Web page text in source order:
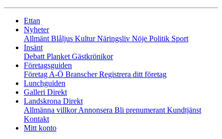
Ettan
Nyheter
Allmänt Blåljus KulturNäringsliv Nöje Politik Sport
Insänt
Debatt Planket Gästkrönikor
Företagsguiden
Företag A-Ö BranscherRegistrera ditt företag
Lunchguiden
Galleri Direkt
Landskrona Direkt
Allmänna villkorAnnonsera Bli prenumerant Kundtjänst
Kontakt
Mitt konto